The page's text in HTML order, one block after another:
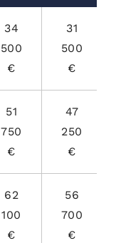
34
500
€
31
500
€
51
750
€
47
250
€
62
100
€
56
700
€